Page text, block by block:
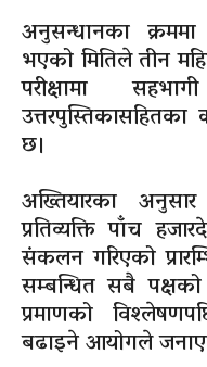
अनुसन्धानका
भएको मितिले तीन
परीक्षामा
छ।
अख्तियारका अनुसार
प्रतिव्यक्ति पाँच
संकलन गरिएको
सम्बन्धित सबै
प्रमाणको
बढाइने आयोगले